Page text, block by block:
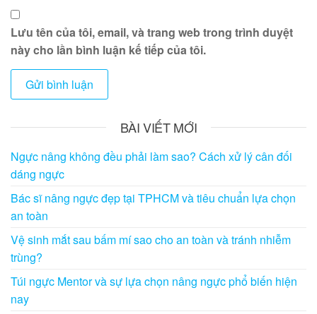
Lưu tên của tôi, email, và trang web trong trình duyệt
này cho lần bình luận kế tiếp của tôi.
BÀI VIẾT MỚI
Ngực nâng không đều phải làm sao? Cách xử lý cân đối
dáng ngực
Bác sĩ nâng ngực đẹp tại TPHCM và tiêu chuẩn lựa chọn
an toàn
Vệ sinh mắt sau bấm mí sao cho an toàn và tránh nhiễm
trùng?
Túi ngực Mentor và sự lựa chọn nâng ngực phổ biến hiện
nay